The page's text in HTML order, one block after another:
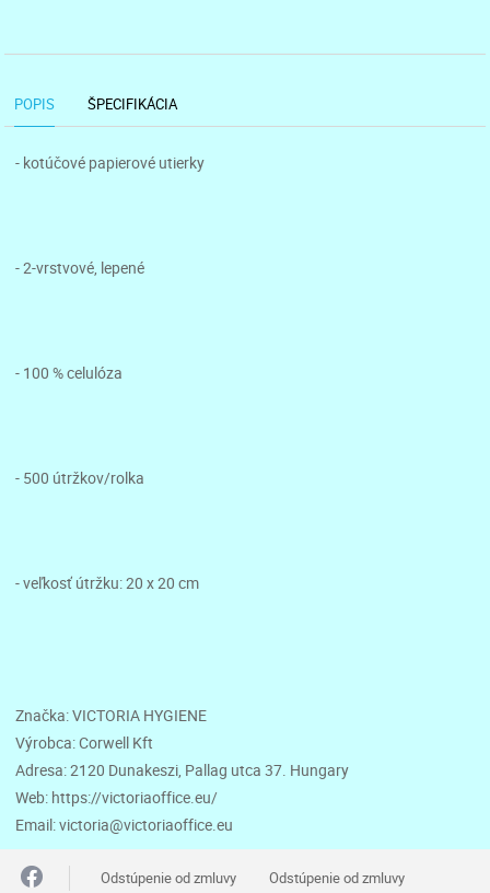
POPIS ŠPECIFIKÁCIA
- kotúčové papierové utierky
- 2-vrstvové, lepené
- 100 % celulóza
- 500 útržkov/rolka
- veľkosť útržku: 20 x 20 cm
Značka: VICTORIA HYGIENE
Výrobca: Corwell Kft
Adresa: 2120 Dunakeszi, Pallag utca 37. Hungary
Web: https://victoriaoffice.eu/
Email: victoria@victoriaoffice.eu
Odstúpenie od zmluvy Odstúpenie od zmluvy